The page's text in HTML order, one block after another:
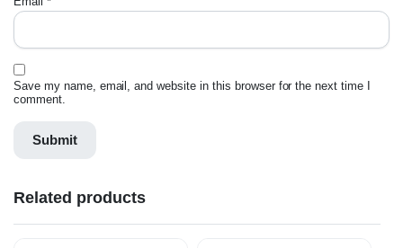
Save my name, email, and website in this browser for the next time I
comment.
Related products